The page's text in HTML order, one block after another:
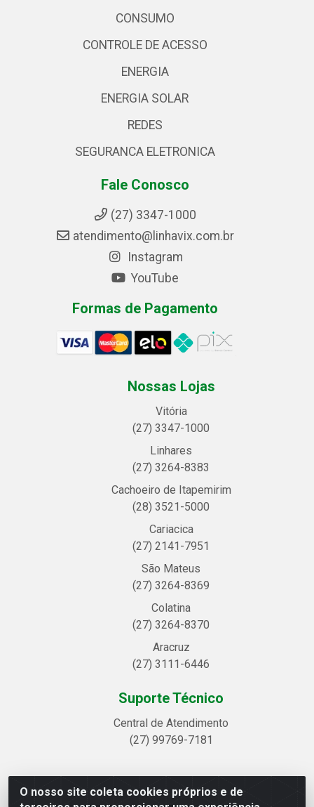
O nosso site coleta cookies próprios e de
CONSUMO
CONTROLE DE ACESSO
ENERGIA
ENERGIA SOLAR
REDES
SEGURANCA ELETRONICA
Fale Conosco
(27) 3347-1000
atendimento@linhavix.com.br
Instagram
YouTube
Formas de Pagamento
Nossas Lojas
Vitória
(27) 3347-1000
Linhares
(27) 3264-8383
Cachoeiro de Itapemirim
(28) 3521-5000
Cariacica
(27) 2141-7951
São Mateus
(27) 3264-8369
Colatina
(27) 3264-8370
Aracruz
(27) 3111-6446
Suporte Técnico
Central de Atendimento
(27) 99769-7181
Linhavix Distribuidora LTDA - Avenida Alegre, 2521 -